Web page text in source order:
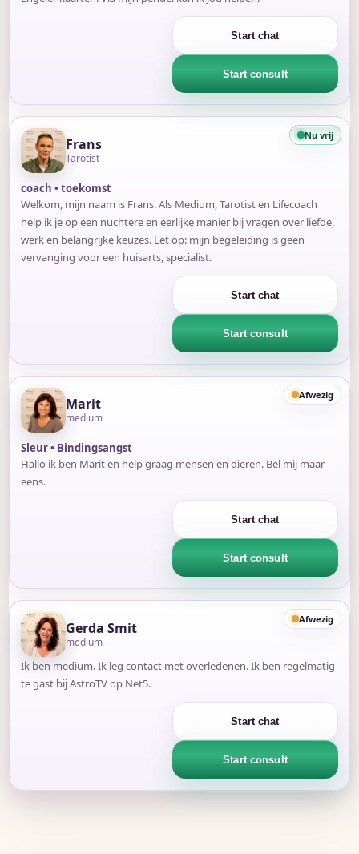
Start chat
Start consult
Nu vrij
Frans
Tarotist
coach • toekomst
Welkom, mijn naam is Frans. Als Medium, Tarotist en Lifecoach
help ik je op een nuchtere en eerlijke manier bij vragen over liefde,
werk en belangrijke keuzes. Let op: mijn begeleiding is geen
vervanging voor een huisarts, specialist.
Start chat
Start consult
Afwezig
Marit
medium
Sleur • Bindingsangst
Hallo ik ben Marit en help graag mensen en dieren. Bel mij maar
eens.
Start chat
Start consult
Afwezig
Gerda Smit
medium
Ik ben medium. Ik leg contact met overledenen. Ik ben regelmatig
te gast bij AstroTV op Net5.
Start chat
Start consult